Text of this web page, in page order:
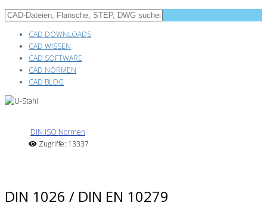
CAD DOWNLOADS
CAD WISSEN
CAD SOFTWARE
CAD NORMEN
CAD BLOG
DIN ISO Normen
Zugriffe: 13337
DIN 1026 / DIN EN 10279